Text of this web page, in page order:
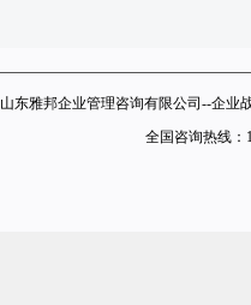
山东雅邦企业管理咨询有限公司--企业
全国咨询热线：